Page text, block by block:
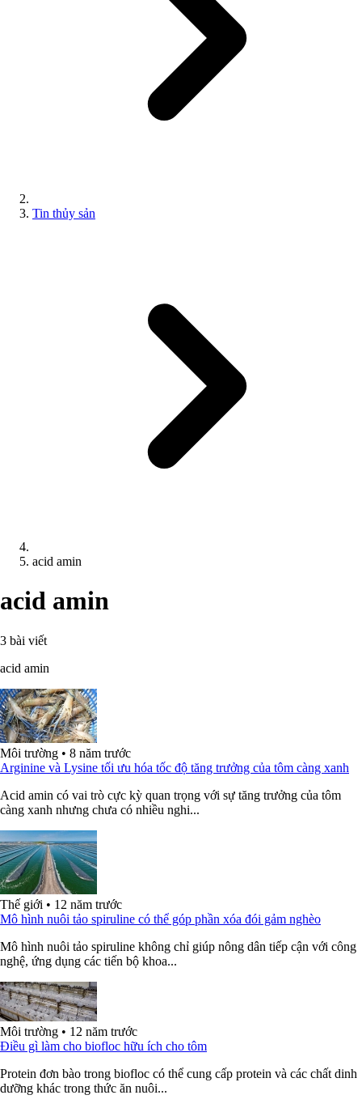
Tin thủy sản
acid amin
acid amin
3 bài viết
acid amin
Môi trường • 8 năm trước
Arginine và Lysine tối ưu hóa tốc độ tăng trưởng của tôm càng xanh
Acid amin có vai trò cực kỳ quan trọng với sự tăng trưởng của tôm
càng xanh nhưng chưa có nhiều nghi...
Thế giới • 12 năm trước
Mô hình nuôi tảo spiruline có thể góp phần xóa đói gảm nghèo
Mô hình nuôi tảo spiruline không chỉ giúp nông dân tiếp cận với công
nghệ, ứng dụng các tiến bộ khoa...
Môi trường • 12 năm trước
Điều gì làm cho biofloc hữu ích cho tôm
Protein đơn bào trong biofloc có thể cung cấp protein và các chất dinh
dưỡng khác trong thức ăn nuôi...